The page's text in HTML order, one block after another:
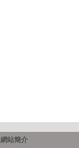
網站簡介